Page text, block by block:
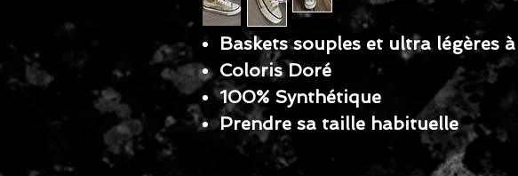
Baskets souples et ultra légères
Coloris Doré
100% Synthétique
Prendre sa taille habituelle